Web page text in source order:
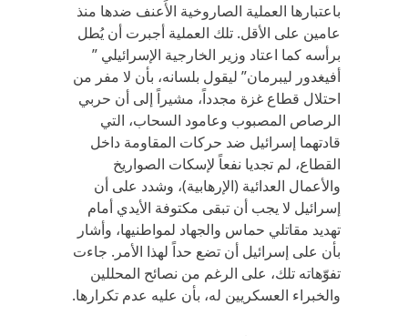
باعتبارها العملية الصاروخية الأعنف ضدها منذ
عامين على الأقل. تلك العملية أجبرت أن يُطل
برأسه كما اعتاد وزير الخارجية الإسرائيلي ”
أفيغدور ليبرمان” ليقول بلسانه، بأن لا مفر من
احتلال قطاع غزة مجدداً، مشيراً إلى أن حربي
الرصاص المصبوب وعامود السحاب، التي
قادتهما إسرائيل ضد حركات المقاومة داخل
القطاع، لم تجديا نفعاً لإسكات الصواريخ
والأعمال العدائية (الإرهابية)، وشدد على أن
إسرائيل لا يجب أن تبقى مكتوفة الأيدي أمام
تهديد مقاتلي حماس والجهاد لمواطنيها، وأشار
بأن على إسرائيل أن تضع حداً لهذا الأمر. جاءت
تفوّهاته تلك، على الرغم من نصائح المحللين
والخبراء العسكريين له، بأن عليه عدم تكرارها.